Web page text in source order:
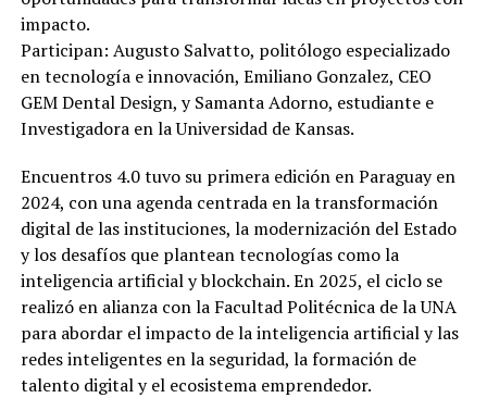
impacto.
Participan: Augusto Salvatto, politólogo especializado
en tecnología e innovación, Emiliano Gonzalez, CEO
GEM Dental Design, y Samanta Adorno, estudiante e
Investigadora en la Universidad de Kansas.
Encuentros 4.0 tuvo su primera edición en Paraguay en
2024, con una agenda centrada en la transformación
digital de las instituciones, la modernización del Estado
y los desafíos que plantean tecnologías como la
inteligencia artificial y blockchain. En 2025, el ciclo se
realizó en alianza con la Facultad Politécnica de la UNA
para abordar el impacto de la inteligencia artificial y las
redes inteligentes en la seguridad, la formación de
talento digital y el ecosistema emprendedor.